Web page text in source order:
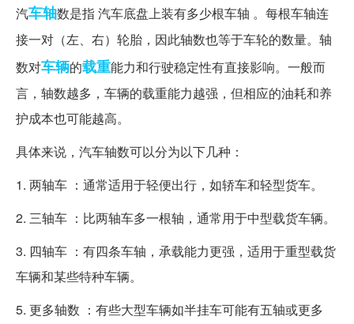
汽车轴数是指 汽车底盘上装有多少根车轴 。每根车轴连
接一对（左、右）轮胎，因此轴数也等于车轮的数量。轴
数对车辆的载重能力和行驶稳定性有直接影响。一般而
言，轴数越多，车辆的载重能力越强，但相应的油耗和养
护成本也可能越高。
具体来说，汽车轴数可以分为以下几种：
1. 两轴车 ：通常适用于轻便出行，如轿车和轻型货车。
2. 三轴车 ：比两轴车多一根轴，通常用于中型载货车辆。
3. 四轴车 ：有四条车轴，承载能力更强，适用于重型载货
车辆和某些特种车辆。
5. 更多轴数 ：有些大型车辆如半挂车可能有五轴或更多